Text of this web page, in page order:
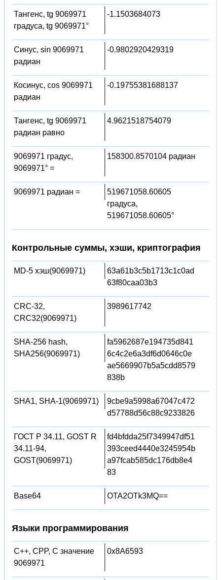
Тангенс, tg 9069971
градуса, tg 9069971°
-1.1503684073
Синус, sin 9069971
радиан
-0.9802920429319
Косинус, cos 9069971
радиан
-0.19755381688137
Тангенс, tg 9069971
радиан равно
4.9621518754079
9069971 градус,
9069971° =
158300.8570104 радиан
9069971 радиан =
519671058.60605
градуса,
519671058.60605°
Контрольные суммы, хэши, криптография
MD-5 хэш(9069971)
63a61b3c5b1713c1c0ad
63f80caa03b3
CRC-32,
CRC32(9069971)
3989617742
SHA-256 hash,
SHA256(9069971)
fa5962687e194735d841
6c4c2e6a3df6d0646c0e
ae5669907b5a5cdd8579
838b
SHA1, SHA-1(9069971)
9cbe9a5998a67047c472
d57788d56c88c9233826
ГОСТ Р 34.11, GOST R
34.11-94,
GOST(9069971)
fd4bfdda25f7349947df51
393ceed4440e3245954b
a97fcab585dc176db8e4
83
Base64 OTA2OTk3MQ==
Языки программирования
C++, CPP, C значение
9069971
0x8A6593